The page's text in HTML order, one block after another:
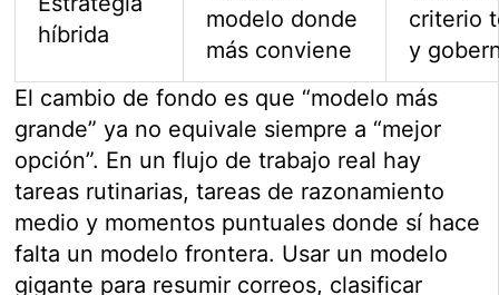
híbrida
modelo donde
más conviene
criterio
y
El cambio de fondo es que “modelo más
grande” ya no equivale siempre a “mejor
opción”. En un flujo de trabajo real hay
tareas rutinarias, tareas de razonamiento
medio y momentos puntuales donde sí hace
falta un modelo frontera. Usar un modelo
gigante para resumir correos, clasificar